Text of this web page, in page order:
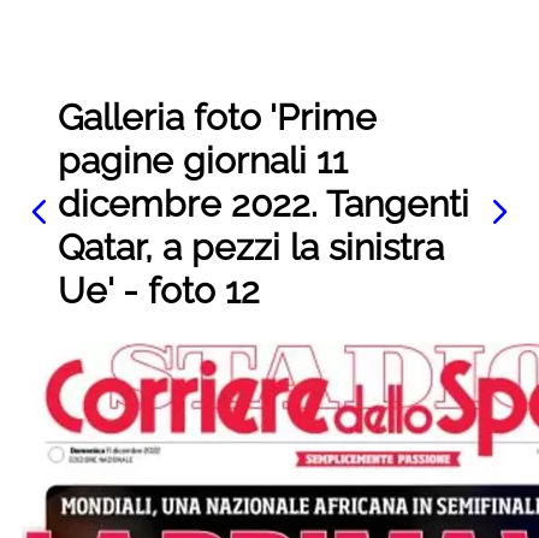
Galleria foto 'Prime
pagine giornali 11
dicembre 2022. Tangenti
Qatar, a pezzi la sinistra
Ue' - foto 12